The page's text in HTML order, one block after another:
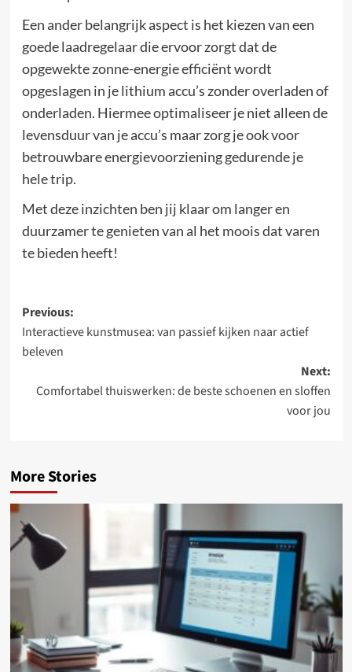
Een ander belangrijk aspect is het kiezen van een
goede laadregelaar die ervoor zorgt dat de
opgewekte zonne-energie efficiënt wordt
opgeslagen in je lithium accu’s zonder overladen of
onderladen. Hiermee optimaliseer je niet alleen de
levensduur van je accu’s maar zorg je ook voor
betrouwbare energievoorziening gedurende je
hele trip.
Met deze inzichten ben jij klaar om langer en
duurzamer te genieten van al het moois dat varen
te bieden heeft!
Post
navigation
Previous:
Interactieve kunstmusea: van passief kijken naar actief
beleven
Next:
Comfortabel thuiswerken: de beste schoenen en sloffen
voor jou
More Stories